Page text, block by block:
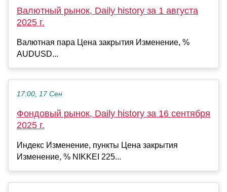
Валютный рынок, Daily history за 1 августа
2025 г.
Валютная пара Цена закрытия Изменение, %
AUDUSD...
17:00, 17 Сен
Фондовый рынок, Daily history за 16 сентября
2025 г.
Индекс Изменение, пункты Цена закрытия
Изменение, % NIKKEI 225...